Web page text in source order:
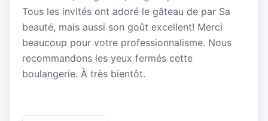
Tous les invités ont adoré le gâteau de par Sa
beauté, mais aussi son goût excellent! Merci
beaucoup pour votre professionnalisme. Nous
recommandons les yeux fermés cette
boulangerie. À très bientôt.